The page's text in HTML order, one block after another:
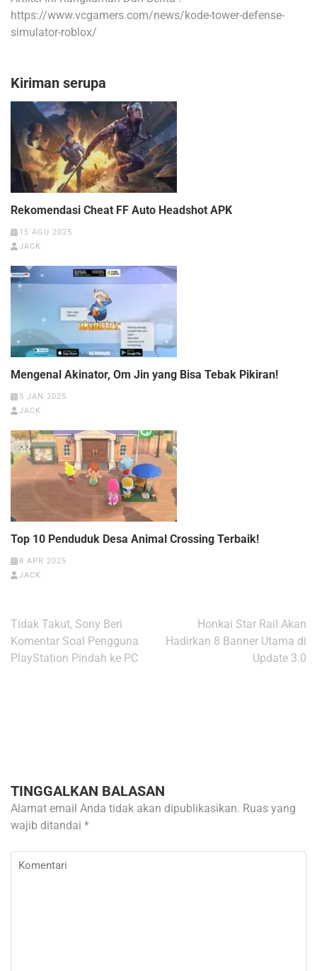
https://www.vcgamers.com/news/kode-tower-defense-
simulator-roblox/
Kiriman serupa
Rekomendasi Cheat FF Auto Headshot APK
15 AGU 2025
JACK
Mengenal Akinator, Om Jin yang Bisa Tebak Pikiran!
3 JAN 2025
JACK
Top 10 Penduduk Desa Animal Crossing Terbaik!
8 APR 2025
JACK
Navigasi
pos
Tidak Takut, Sony Beri
Komentar Soal Pengguna
PlayStation Pindah ke PC
Honkai Star Rail Akan
Hadirkan 8 Banner Utama di
Update 3.0
TINGGALKAN BALASAN
Alamat email Anda tidak akan dipublikasikan. Ruas yang
wajib ditandai *
Komentari